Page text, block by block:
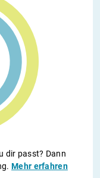
dir passt? Dann
Mehr erfahren